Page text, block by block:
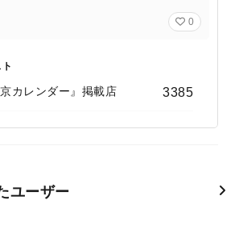
0
カレンダー』掲載店 3385
ユーザー